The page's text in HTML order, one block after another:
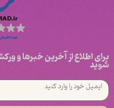
برای اطلاع از آخرین خبرها و
شوید